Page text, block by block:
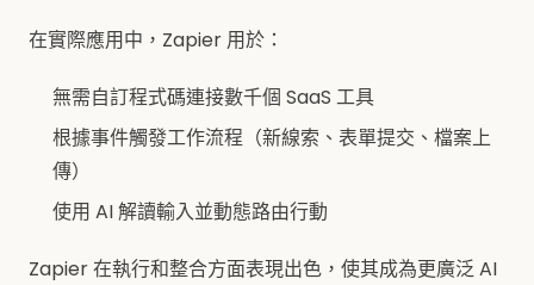
在實際應用中，Zapier 用於：
無需自訂程式碼連接數千個 SaaS 工具
根據事件觸發工作流程（新線索、表單提交、檔案上
傳）
使用 AI 解讀輸入並動態路由行動
Zapier 在執行和整合方面表現出色，使其成為更廣泛 AI